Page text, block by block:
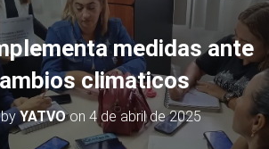
medidas ante
climaticos
byYATVOon 4 de abril de 2025